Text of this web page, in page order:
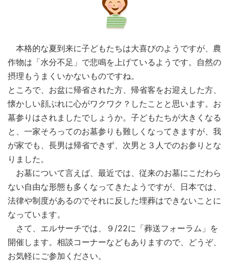
本格的な夏到来に子どもたちは大喜びのようですが、農
作物は「水分不足」で悲鳴を上げているようです。自然の
摂理もうまくいかないものですね。
ところで、お盆に帰省された方、帰省客をお迎えした方、
懐かしい顔ぶれに心がワクワク？したことと思います。お
墓参りはされましたでしょうか。子どもたちが大きくなる
と、一家そろってのお墓参りも難しくなってきますが、我
が家でも、長男は帰省できず、次男と３人でのお参りとな
りました。
お墓について言えば、最近では、従来のお墓にこだわら
ない自由な形態も多くなってきたようですが、日本では、
法律や制度があるのでそれに反した埋葬はできないことに
なっています。
さて、エルサーチでは、９/22に「葬送フォーラム」を
開催します。相談コーナーなどもありますので、どうぞ、
お気軽にご参加ください。